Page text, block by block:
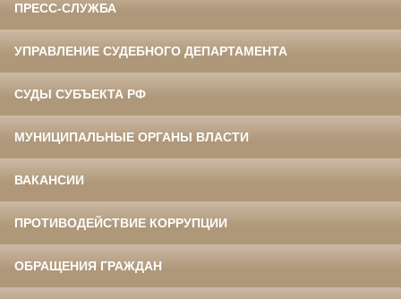
ПРЕСС-СЛУЖБА
УПРАВЛЕНИЕ СУДЕБНОГО ДЕПАРТАМЕНТА
СУДЫ СУБЪЕКТА РФ
МУНИЦИПАЛЬНЫЕ ОРГАНЫ ВЛАСТИ
ВАКАНСИИ
ПРОТИВОДЕЙСТВИЕ КОРРУПЦИИ
ОБРАЩЕНИЯ ГРАЖДАН